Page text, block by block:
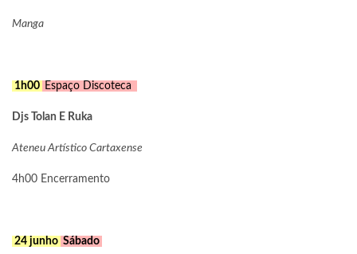
Manga
1h00 Espaço Discoteca
Djs Tolan E Ruka
Ateneu Artístico Cartaxense
4h00 Encerramento
24 junho Sábado